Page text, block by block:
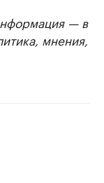
— в
мнения,